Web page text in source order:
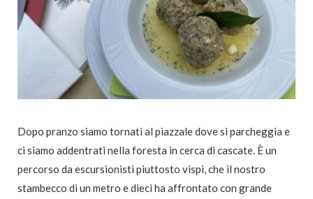
Dopo pranzo siamo tornati al piazzale dove si parcheggia e
ci siamo addentrati nella foresta in cerca di cascate. È un
percorso da escursionisti piuttosto vispi, che il nostro
stambecco di un metro e dieci ha affrontato con grande